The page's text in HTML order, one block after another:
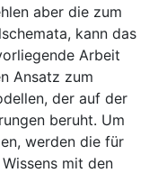
aber die zum
kann das
Arbeit
Ansatz zum
der auf der
beruht. Um
werden die für
mit den